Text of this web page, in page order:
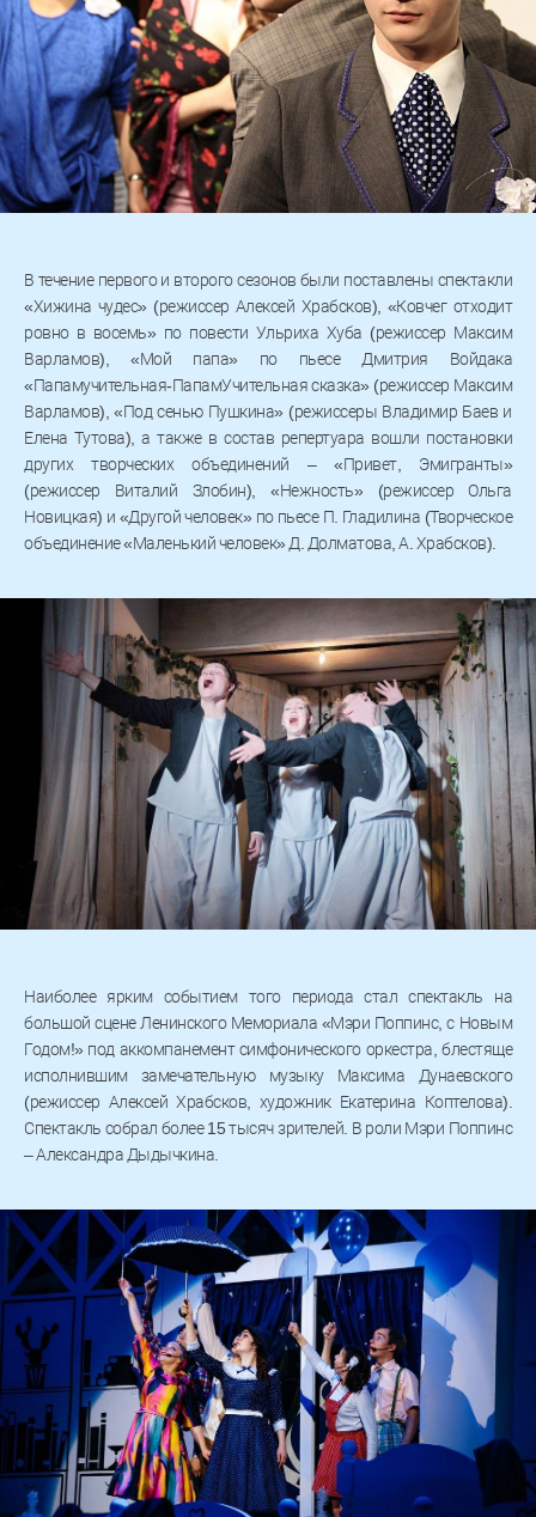
В течение первого и второго сезонов были поставлены спектакли
«Хижина чудес» (режиссер Алексей Храбсков), «Ковчег отходит
ровно в восемь» по повести Ульриха Хуба (режиссер Максим
Варламов), «Мой папа» по пьесе Дмитрия Войдака
«Папамучительная-ПапамУчительная сказка» (режиссер Максим
Варламов), «Под сенью Пушкина» (режиссеры Владимир Баев и
Елена Тутова), а также в состав репертуара вошли постановки
других творческих объединений – «Привет, Эмигранты»
(режиссер Виталий Злобин), «Нежность» (режиссер Ольга
Новицкая) и «Другой человек» по пьесе П. Гладилина (Творческое
объединение «Маленький человек» Д. Долматова, А. Храбсков).
Наиболее ярким событием того периода стал спектакль на
большой сцене Ленинского Мемориала «Мэри Поппинс, с Новым
Годом!» под аккомпанемент симфонического оркестра, блестяще
исполнившим замечательную музыку Максима Дунаевского
(режиссер Алексей Храбсков, художник Екатерина Коптелова).
Спектакль собрал более 15 тысяч зрителей. В роли Мэри Поппинс
– Александра Дыдычкина.